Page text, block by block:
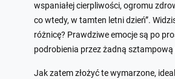
wspaniałej cierpliwości, ogromu
co wtedy, w tamten letni dzień”.
różnicę? Prawdziwe emocje są po
podrobienia przez żadną
Jak zatem złożyć te wymarzone,